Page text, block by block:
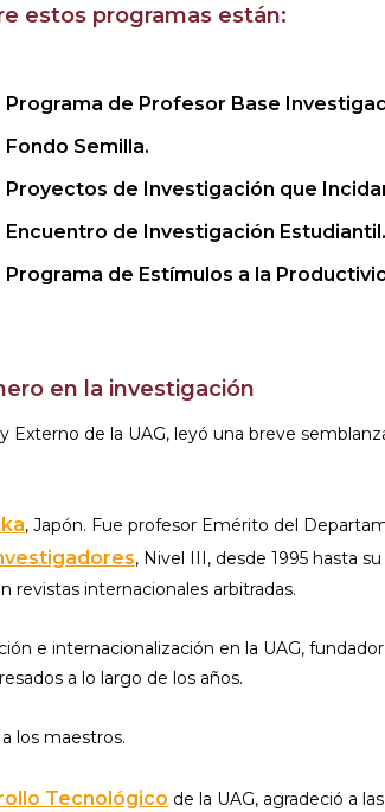
estos programas están:
Programa de Profesor Base
Fondo Semilla.
Proyectos de Investigación que
Encuentro de Investigación Estudiantil.
Programa de Estímulos a la
en la investigación
de la UAG, leyó una breve
, Japón. Fue profesor Emérito del
, Nivel III, desde 1995 hasta
revistas internacionales arbitradas.
e internacionalización en la UAG,
a lo largo de los años.
los maestros.
Tecnológico de la UAG, agradeció a